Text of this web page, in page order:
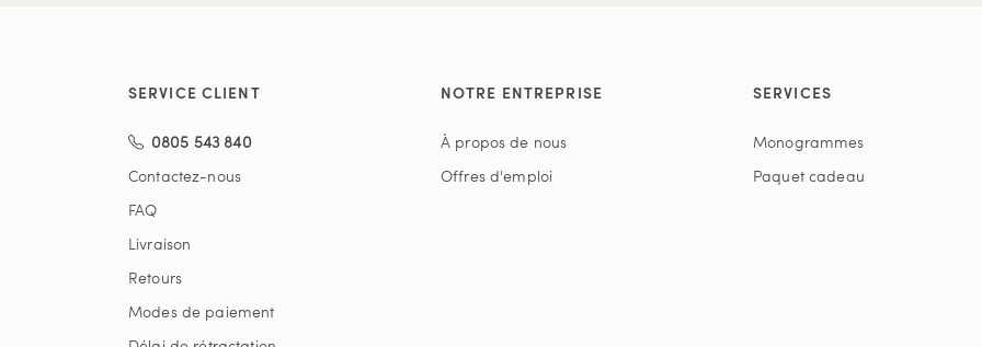
SERVICE CLIENT
0805 543 840
Contactez-nous
FAQ
Livraison
Retours
Modes de paiement
NOTRE ENTREPRISE
À propos de nous
Offres d'emploi
SERVICES
Monogrammes
Paquet cadeau